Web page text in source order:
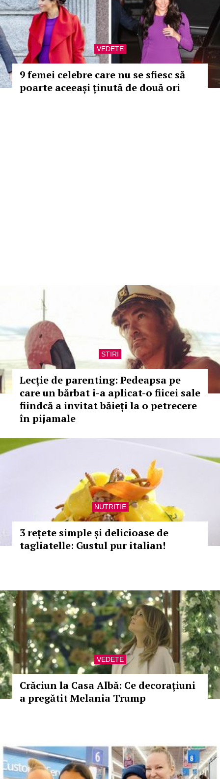
VEDETE
9 femei celebre care nu se sfiesc să
poarte aceeași ținută de două ori
STIRI
Lecție de parenting: Pedeapsa pe
care un bărbat i-a aplicat-o fiicei sale
fiindcă a invitat băieți la o petrecere
în pijamale
NUTRITIE
3 rețete simple și delicioase de
tagliatelle: Gustul pur italian!
VEDETE
Crăciun la Casa Albă: Ce decorațiuni
a pregătit Melania Trump